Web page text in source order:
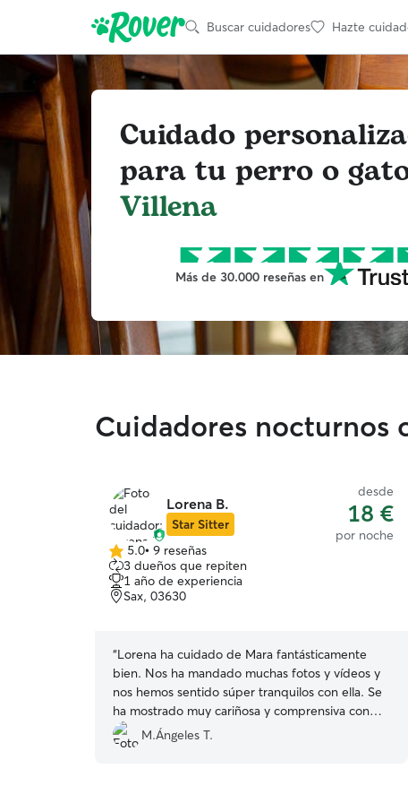
Buscar cuidadores Hazte
Cuidado
para tu perro o
Villena
Más de 30.000 reseñas en
Cuidadores nocturnos
Lorena B.
Star Sitter
desde
18 €
por noche
5.0
de
5
estrellas
5.0• 9 reseñas
3 dueños que repiten
1 año de experiencia
Sax, 03630
“Lorena ha cuidado de Mara fantásticamente
bien. Nos ha mandado muchas fotos y vídeos y
nos hemos sentido súper tranquilos con ella. Se
ha mostrado muy cariñosa y comprensiva con
todos los cuidados que necesitaba Mara.
Encantados y súper agradecidos con ella. ❤️
M.Ángeles T.